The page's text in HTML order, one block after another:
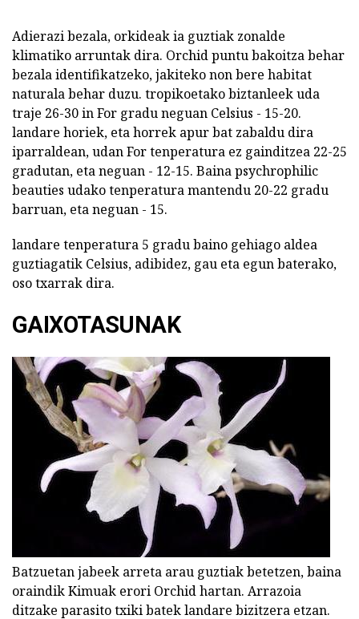
Adierazi bezala, orkideak ia guztiak zonalde
klimatiko arruntak dira. Orchid puntu bakoitza behar
bezala identifikatzeko, jakiteko non bere habitat
naturala behar duzu. tropikoetako biztanleek uda
traje 26-30 in For gradu neguan Celsius - 15-20.
landare horiek, eta horrek apur bat zabaldu dira
iparraldean, udan For tenperatura ez gainditzea 22-25
gradutan, eta neguan - 12-15. Baina psychrophilic
beauties udako tenperatura mantendu 20-22 gradu
barruan, eta neguan - 15.
landare tenperatura 5 gradu baino gehiago aldea
guztiagatik Celsius, adibidez, gau eta egun baterako,
oso txarrak dira.
GAIXOTASUNAK
Batzuetan jabeek arreta arau guztiak betetzen, baina
oraindik Kimuak erori Orchid hartan. Arrazoia
ditzake parasito txiki batek landare bizitzera etzan.